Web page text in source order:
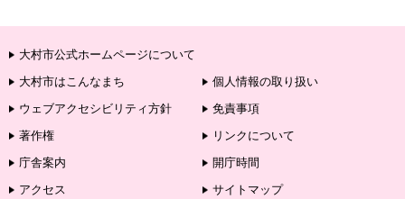
大村市公式ホームページについて
大村市はこんなまち
個人情報の取り扱い
ウェブアクセシビリティ方針
免責事項
著作権
リンクについて
庁舎案内
開庁時間
アクセス
サイトマップ